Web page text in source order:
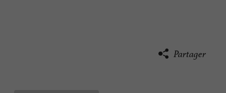
Partager